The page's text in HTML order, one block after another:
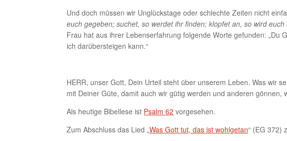
Und doch müssen wir Unglückstage oder schlechte Zeiten nicht
euch gegeben; suchet, so werdet ihr finden; klopfet an, so wird euch
Frau hat aus ihrer Lebenserfahrung folgende Worte gefunden: „Du
ich darübersteigen kann.“
HERR, unser Gott, Dein Urteil steht über unserem Leben. Was wir
mit Deiner Güte, damit auch wir gütig werden und anderen
Als heutige Bibellese ist Psalm 62 vorgesehen.
Zum Abschluss das Lied „Was Gott tut, das ist wohlgetan“ (EG 372)